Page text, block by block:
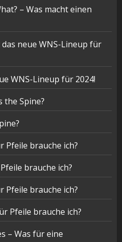
– Was macht einen
das neue WNS-Lineup für
WNS-Lineup für 2024!
the Spine?
Pfeile brauche ich?
brauche ich?
Pfeile brauche ich?
Pfeile brauche ich?
– Was für eine